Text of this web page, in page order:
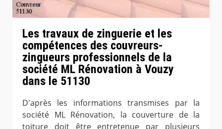
Les travaux de zinguerie et les
compétences des couvreurs-
zingueurs professionnels de la
société ML Rénovation à Vouzy
dans le 51130
D'après les informations transmises par la
société ML Rénovation, la couverture de la
toiture doit être entretenue par plusieurs